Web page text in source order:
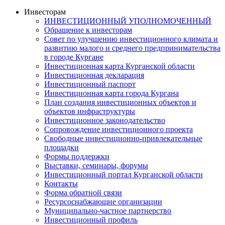
Инвесторам
ИНВЕСТИЦИОННЫЙ УПОЛНОМОЧЕННЫЙ
Обращение к инвесторам
Совет по улучшению инвестиционного климата и
развитию малого и среднего предпринимательства
в городе Кургане
Инвестиционная карта Курганской области
Инвестиционная декларация
Инвестиционный паспорт
Инвестиционная карта города Кургана
План создания инвестиционных объектов и
объектов инфраструктуры
Инвестиционное законодательство
Сопровождение инвестиционного проекта
Свободные инвестиционно-привлекательные
площадки
Формы поддержки
Выставки, семинары, форумы
Инвестиционный портал Курганской области
Контакты
Форма обратной связи
Ресурсоснабжающие организации
Муниципально-частное партнерство
Инвестиционный профиль